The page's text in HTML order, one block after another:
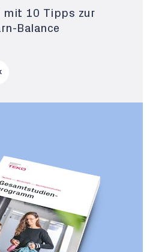
mit 10 Tipps zur
Balance